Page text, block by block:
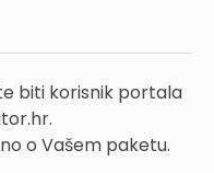
biti korisnik portala
o Vašem paketu.